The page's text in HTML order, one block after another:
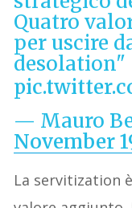
Quatro
per uscire
desolation"
— Mauro
November
La servitization